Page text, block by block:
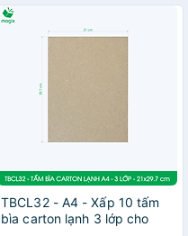
TBCL32 - A4 - Xấp 10 tấm
bìa carton lạnh 3 lớp cho